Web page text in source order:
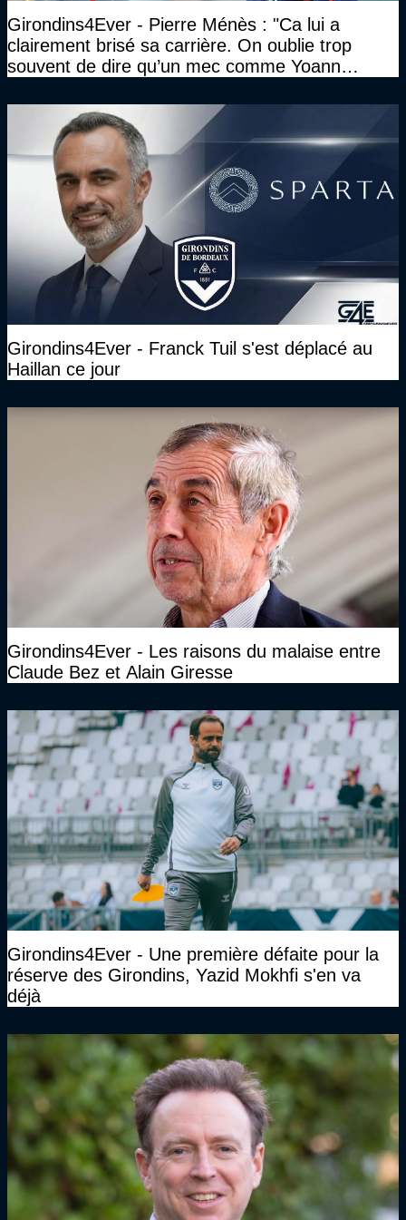
Girondins4Ever - Pierre Ménès : "Ca lui a
clairement brisé sa carrière. On oublie trop
souvent de dire qu’un mec comme Yoann
Girondins4Ever - Franck Tuil s'est déplacé au
Haillan ce jour
Girondins4Ever - Les raisons du malaise entre
Claude Bez et Alain Giresse
Girondins4Ever - Une première défaite pour la
réserve des Girondins, Yazid Mokhfi s'en va
déjà